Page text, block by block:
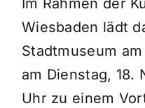
Im Rahmen der
Wiesbaden lädt
Stadtmuseum
am Dienstag, 18.
Uhr zu einem